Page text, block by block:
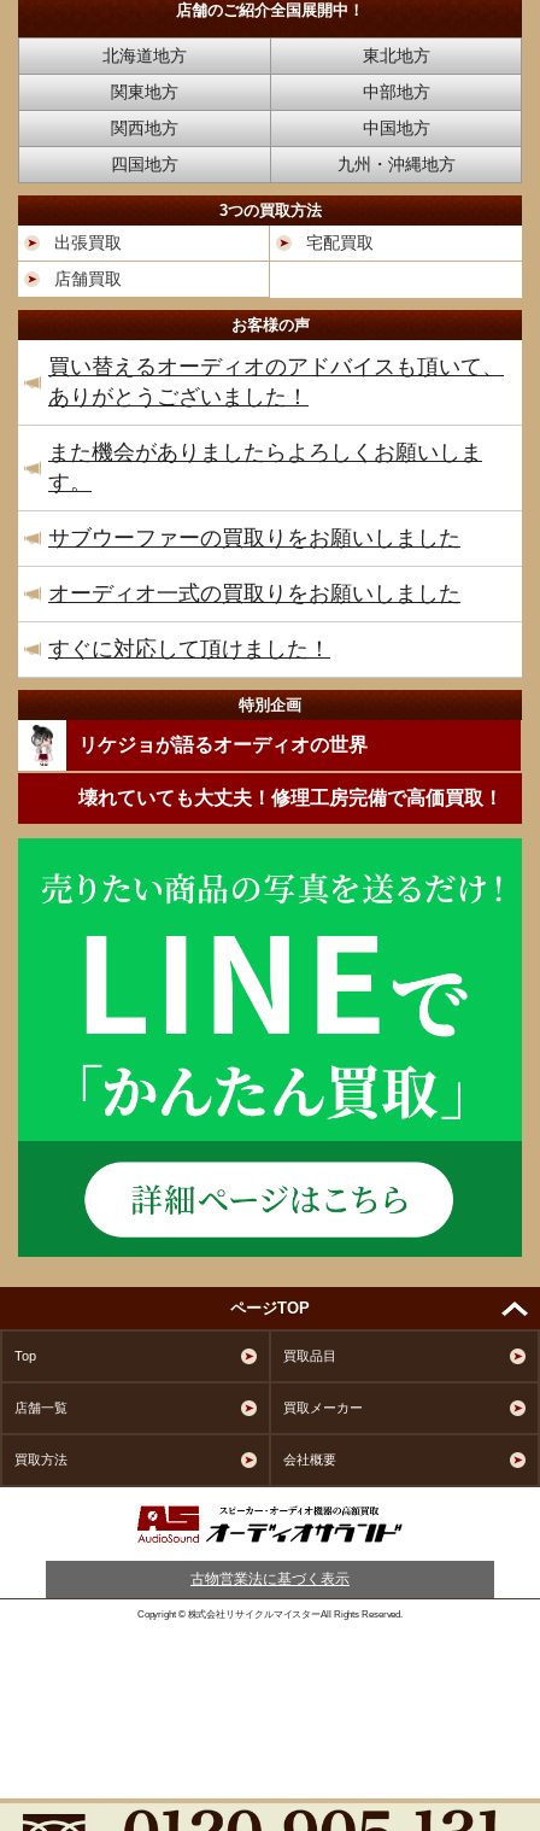
店舗のご紹介全国展開中！
北海道地方
東北地方
関東地方
中部地方
関西地方
中国地方
四国地方
九州・沖縄地方
3つの買取方法
出張買取
宅配買取
店舗買取
お客様の声
買い替えるオーディオのアドバイスも頂いて、
ありがとうございました！
また機会がありましたらよろしくお願いしま
す。
サブウーファーの買取りをお願いしました
オーディオ一式の買取りをお願いしました
すぐに対応して頂けました！
特別企画
リケジョが語るオーディオの世界
壊れていても大丈夫！修理工房完備で高価買取！
ページTOP
Top 買取品目
店舗一覧 買取メーカー
買取方法 会社概要
古物営業法に基づく表示
Copyright © 株式会社リサイクルマイスターAll Rights Reserved.